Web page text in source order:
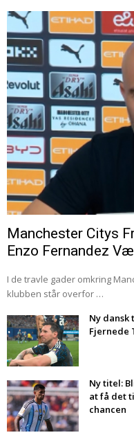
Manchester Citys
Enzo Fernandez
I de travle gader omkring
klubben står overfor …
Ny dansk
Fjernede
Ny titel:
at få det
chancen